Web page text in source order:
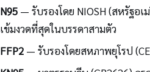
N95— รับรองโดย NIOSH (สหรัฐอ
เข้มงวดที่สุดในบรรดาสามตัว
FFP2— รับรองโดยสหภาพยุโรป